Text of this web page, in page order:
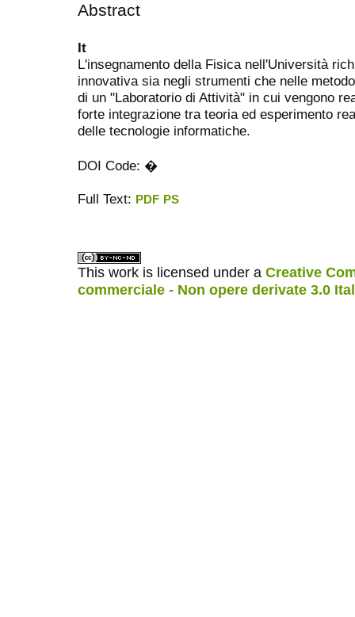
Abstract
It
L'insegnamento della Fisica nell'Università
innovativa sia negli strumenti che nelle
di un "Laboratorio di Attività" in cui vengono
forte integrazione tra teoria ed esperimento
delle tecnologie informatiche.
DOI Code: �
Full Text: PDF PS
This work is licensed under a Creative
commerciale - Non opere derivate 3.0